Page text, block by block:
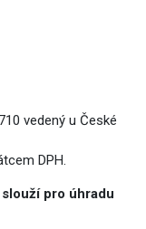
vedený u České
DPH.
slouží pro úhradu